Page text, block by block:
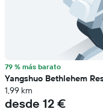
79 % más barato
Yangshuo Bethlehem
1,99 km
desde 12 €